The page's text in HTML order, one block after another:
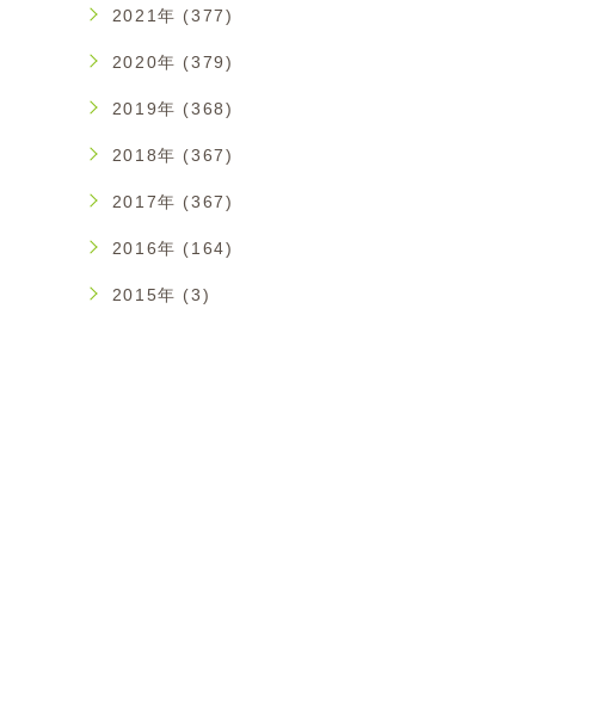
2021年 (377)
2020年 (379)
2019年 (368)
2018年 (367)
2017年 (367)
2016年 (164)
2015年 (3)